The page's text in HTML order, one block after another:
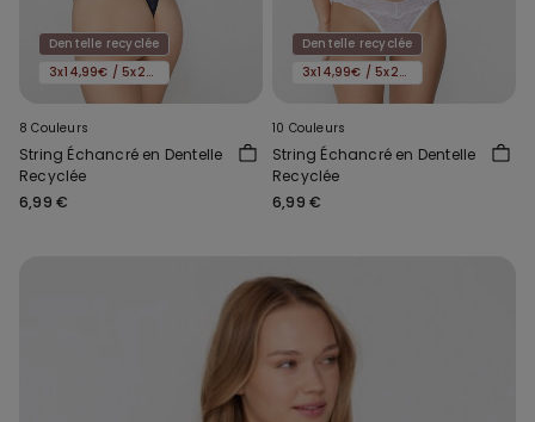
Dentelle recyclée
3x14,99€ / 5x22,99€
8 Couleurs
String Échancré en Dentelle
Recyclée
6,99 €
Dentelle recyclée
3x14,99€ / 5x22,99€
10 Couleurs
String Échancré en Dentelle
Recyclée
6,99 €